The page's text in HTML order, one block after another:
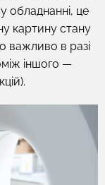
обладнанні, це
картину стану
важливо в разі
іншого —